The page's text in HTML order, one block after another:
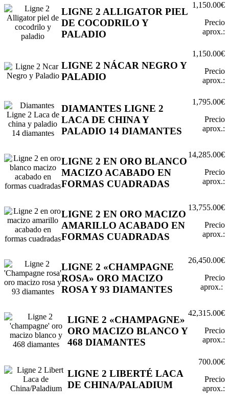
LIGNE 2 ALLIGATOR PIEL
DE COCODRILO Y
PALADIO
1,150.00€
Precio
aprox.:
LIGNE 2 NÁCAR NEGRO Y
PALADIO
1,150.00€
Precio
aprox.:
DIAMANTES LIGNE 2
LACA DE CHINA Y
PALADIO 14 DIAMANTES
1,795.00€
Precio
aprox.:
LIGNE 2 EN ORO BLANCO
MACIZO ACABADO EN
FORMAS CUADRADAS
14,285.00€
Precio
aprox.:
LIGNE 2 EN ORO MACIZO
AMARILLO ACABADO EN
FORMAS CUADRADAS
13,755.00€
Precio
aprox.:
LIGNE 2 «CHAMPAGNE
ROSA» ORO MACIZO
ROSA Y 93 DIAMANTES
26,450.00€
Precio
aprox.:
LIGNE 2 «CHAMPAGNE»
ORO MACIZO BLANCO Y
468 DIAMANTES
42,315.00€
Precio
aprox.:
LIGNE 2 LIBERTÉ LACA
DE CHINA/PALADIUM
700.00€
Precio
aprox.: